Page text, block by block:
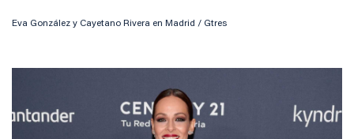
Eva González y Cayetano Rivera en Madrid / Gtres